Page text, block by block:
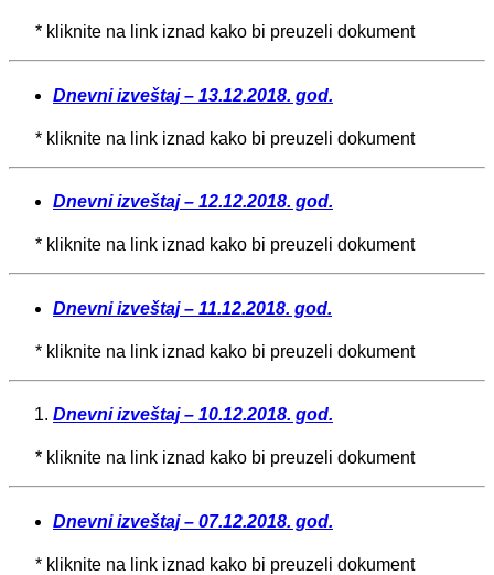
* kliknite na link iznad kako bi preuzeli dokument
Dnevni izveštaj – 13.12.2018. god.
* kliknite na link iznad kako bi preuzeli dokument
Dnevni izveštaj – 12.12.2018. god.
* kliknite na link iznad kako bi preuzeli dokument
Dnevni izveštaj – 11.12.2018. god.
* kliknite na link iznad kako bi preuzeli dokument
Dnevni izveštaj – 10.12.2018. god.
* kliknite na link iznad kako bi preuzeli dokument
Dnevni izveštaj – 07.12.2018. god.
* kliknite na link iznad kako bi preuzeli dokument